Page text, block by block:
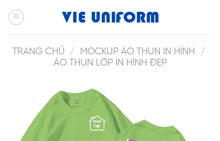
TRANG CHỦ / MOCKUP ÁO THUN IN HÌNH
/
ÁO THUN LỚP IN HÌNH ĐẸP